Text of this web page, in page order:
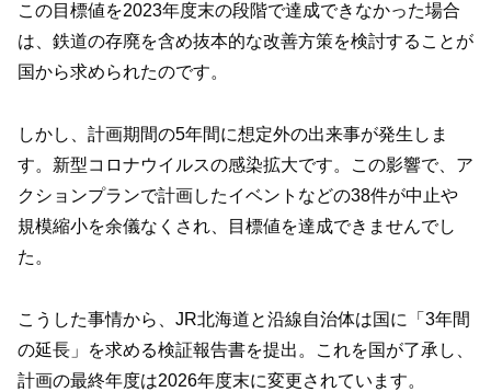
この目標値を2023年度末の段階で達成できなかった場合
は、鉄道の存廃を含め抜本的な改善方策を検討することが
国から求められたのです。
しかし、計画期間の5年間に想定外の出来事が発生しま
す。新型コロナウイルスの感染拡大です。この影響で、ア
クションプランで計画したイベントなどの38件が中止や
規模縮小を余儀なくされ、目標値を達成できませんでし
た。
こうした事情から、JR北海道と沿線自治体は国に「3年間
の延長」を求める検証報告書を提出。これを国が了承し、
計画の最終年度は2026年度末に変更されています。